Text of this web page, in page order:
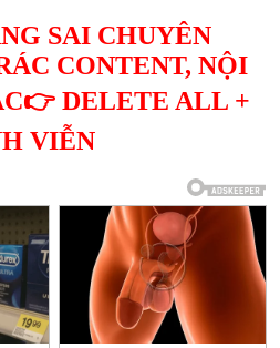
SAI CHUYÊN
CONTENT, NỘI
DELETE ALL +
VIỄN